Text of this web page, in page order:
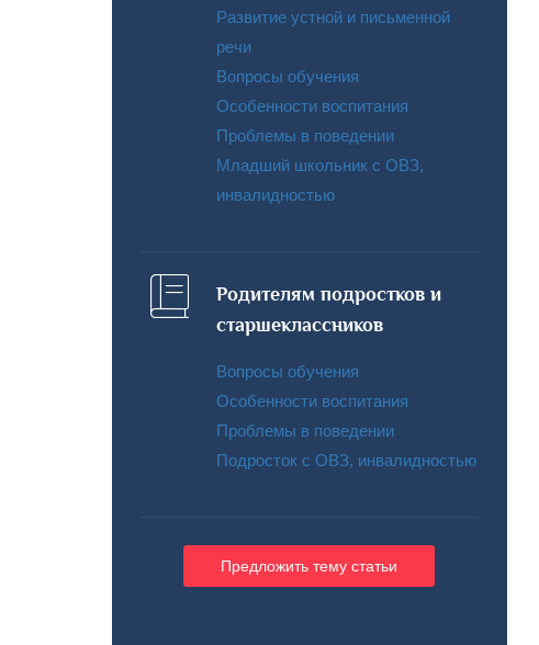
Развитие устной и письменной
речи
Вопросы обучения
Особенности воспитания
Проблемы в поведении
Младший школьник с ОВЗ,
инвалидностью
Родителям подростков и
старшеклассников
Вопросы обучения
Особенности воспитания
Проблемы в поведении
Подросток с ОВЗ, инвалидностью
Предложить тему статьи